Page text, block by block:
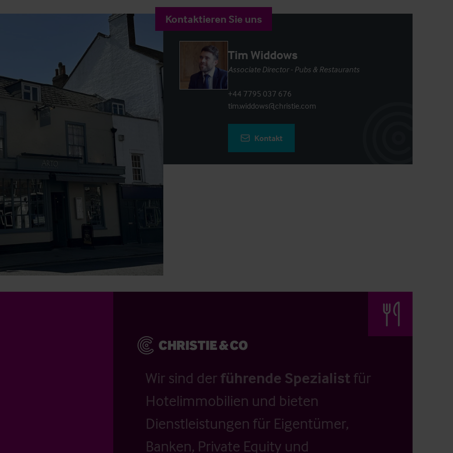
Kontaktieren Sie uns
Tim Widdows
Associate Director - Pubs & Restaurants
+44 7795 037 676
tim.widdows@christie.com
Kontakt
Wir sind der führende Spezialistfür
Hotelimmobilien und bieten
Dienstleistungen für Eigentümer,
Banken, Private Equity und